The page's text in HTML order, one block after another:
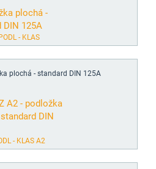
PODL - KLAS
plochá - standard DIN 125A
- KLAS A2